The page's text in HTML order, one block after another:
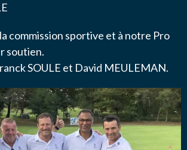
commission sportive et à notre Pro
soutien.
SOULE et David MEULEMAN.